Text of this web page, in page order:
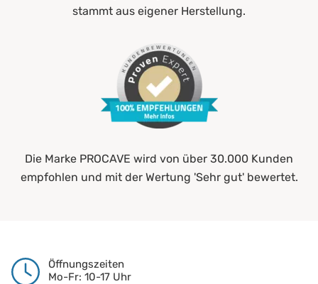
stammt aus eigener Herstellung.
Die Marke PROCAVE wird von über 30.000 Kunden
empfohlen und mit der Wertung 'Sehr gut' bewertet.
Öffnungszeiten
Mo-Fr: 10-17 Uhr